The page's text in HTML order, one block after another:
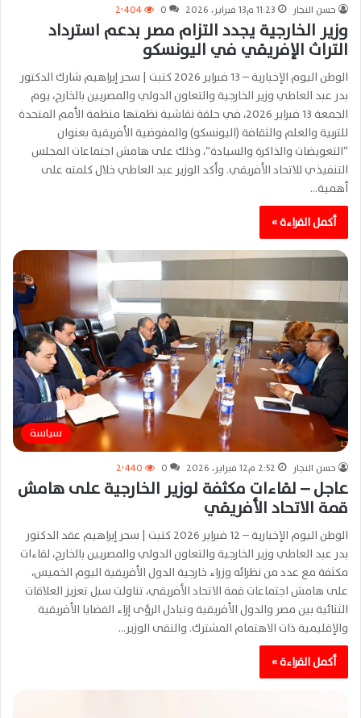
حسن النجار 11:23 م13 فبراير، 2026 0 2٬404
وزير الخارجية يجدد التزام مصر بدعم استرداد
التراث الإفريقي في اليونسكو
الوطن اليوم الإخبارية – 13 فبراير 2026 كتبت | سحر إبراهيم شارك الدكتور
بدر عبد العاطي وزير الخارجية والتعاون الدولي والمصريين بالخارج، يوم
الجمعة 13 فبراير 2026، في حلقة نقاشية نظمتها منظمة الأمم المتحدة
للتربية والعلم والثقافة (اليونسكو) والمفوضية الأفريقية بعنوان
“التعويضات والذاكرة والسيادة”، وذلك على هامش اجتماعات المجلس
التنفيذي للاتحاد الأفريقي. وأكد الوزير عبد العاطي خلال كلمته على
أهمية…
أكمل القراءة »
سياسة
حسن النجار 2:52 م12 فبراير، 2026 0 2٬440
عاجل – لقاءات مكثفة لوزير الخارجية على هامش
قمة الاتحاد الأفريقي
الوطن اليوم الإخبارية – 12 فبراير 2026 كتبت | سحر إبراهيم عقد الدكتور
بدر عبد العاطي وزير الخارجية والتعاون الدولي والمصريين بالخارج، لقاءات
مكثفة مع عدد من نظرائه وزراء خارجية الدول الأفريقية اليوم الخميس،
على هامش اجتماعات قمة الاتحاد الأفريقي، تناولت سبل تعزيز العلاقات
الثنائية بين مصر والدول الأفريقية وتبادل الرؤى إزاء القضايا الأفريقية
والإقليمية ذات الاهتمام المشترك. والتقى الوزير…
أكمل القراءة »